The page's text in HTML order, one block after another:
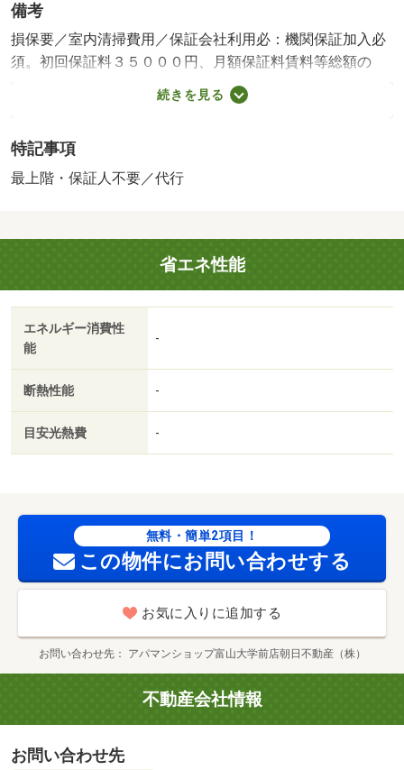
備考
損保要／室内清掃費用／保証会社利用必：機関保証加入必
須。初回保証料３５０００円、月額保証料賃料等総額の
１％＋８００円／月（その他商品あり）／［退去時費用
退去費用実費精算※故意・過失等別途実費］ルームクリー
会費４００円／月 保証会社：株式会社イントラスト／
バストイレ別／バルコニー／エアコン／ガスコンロ対応／
浄便座／洗面所独立／洗面化粧台／駐輪場／宅配ボックス
／押入／ＣＡＴＶ／即入居可／最上階／敷金不要／照明付
／保証人不要／ＬＤＫ１５畳以上／ネット使用料不要／２
駅利用可／敷地内ごみ置き場／ＬＤＫ１２畳以上／和室／
全居室６畳以上／都市ガス／洗面所にドア／礼金１ヶ月／
保証会社利用可／ＩＴ重説 対応物件／クスリのアオキ
ンビニ）まで３５５ｍ／ローソン（コンビニ）まで４９０
ｍ／セブンイレブン（コンビニ）まで５７３ｍ/賃貸戸
続きを見る
特記事項
最上階・保証人不要／代行
省エネ性能
エネルギー消費性
能
-
断熱性能 -
目安光熱費 -
無料・簡単2項目！
この物件にお問い合わせする
お気に入りに追加する
お問い合わせ先 アパマンショップ富山大学前店朝日不動産（株）
不動産会社情報
お問い合わせ先